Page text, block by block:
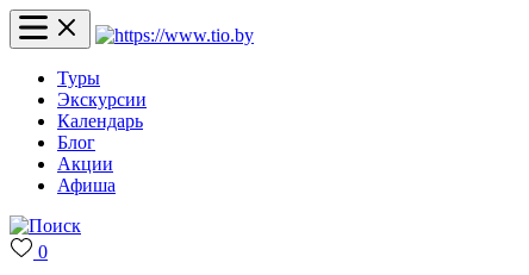
Туры
Экскурсии
Календарь
Блог
Акции
Афиша
0